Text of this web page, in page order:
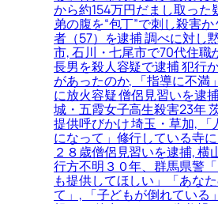
から約154万円だまし取った
弟の腹を“包丁”で刺し殺害
者（57）を逮捕 調べに対し
市, 石川・七尾市で70代住職
長男を殺人容疑で逮捕 犯行
があったのか, 「指導に不満
に放火容疑 僧侶見習いを逮
城・五霞女子高生殺害23年
提供呼びかけ 埼玉・草加, 「
になって」修行している寺に
２８歳僧侶見習いを逮捕, 横
行方不明３０年、群馬県警
も提供してほしい」「あな
て」, 「子どもが倒れている